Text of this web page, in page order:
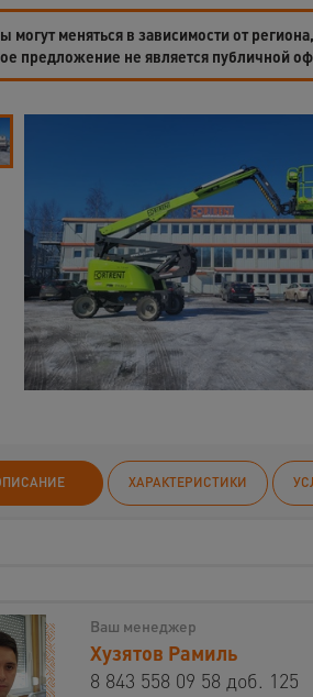
могут меняться в зависимости от
предложение не является публичной
ХАРАКТЕРИСТИКИ
Ваш менеджер
Хузятов Рамиль
8 843 558 09 58 доб. 125